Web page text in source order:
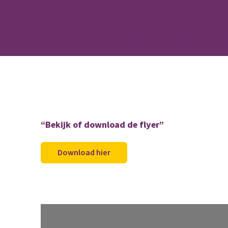
“Bekijk of download de flyer”
Download hier